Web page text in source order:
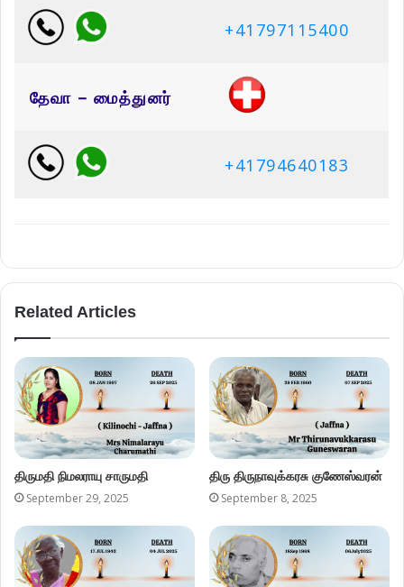
+41797115400
தேவா – மைத்துனர்
+41794640183
Related Articles
திருமதி நிமலராயு சாருமதி
September 29, 2025
திரு திருநாவுக்கரசு குணேஸ்வரன்
September 8, 2025